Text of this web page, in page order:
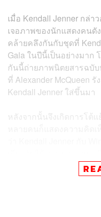
เมื่อ Kendall Jenner กล่
เจอภาพของนักแสดงคนดั
คล้ายคลึงกันกับชุดที่
Gala ในปีนี้เป็นอย่างมาก
กันนี้ถ่ายภาพนิตยสารฉบับ
ที่ Alexander McQueen
Kendall Jenner ใส่ขึ้นมา
หลังจากนั้นจึงเกิดการโ
ในขณะที่อีกหลายคนก็แย้
โอต์กูตูร์ จึงไม่น่าจะมีกา